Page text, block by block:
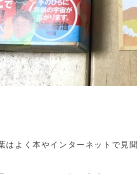
はよく本やインターネットで見